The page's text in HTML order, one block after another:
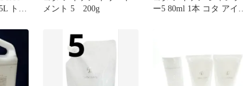
トリ
メント 5 200g
ー5 80ml 1本 コタ アイケ